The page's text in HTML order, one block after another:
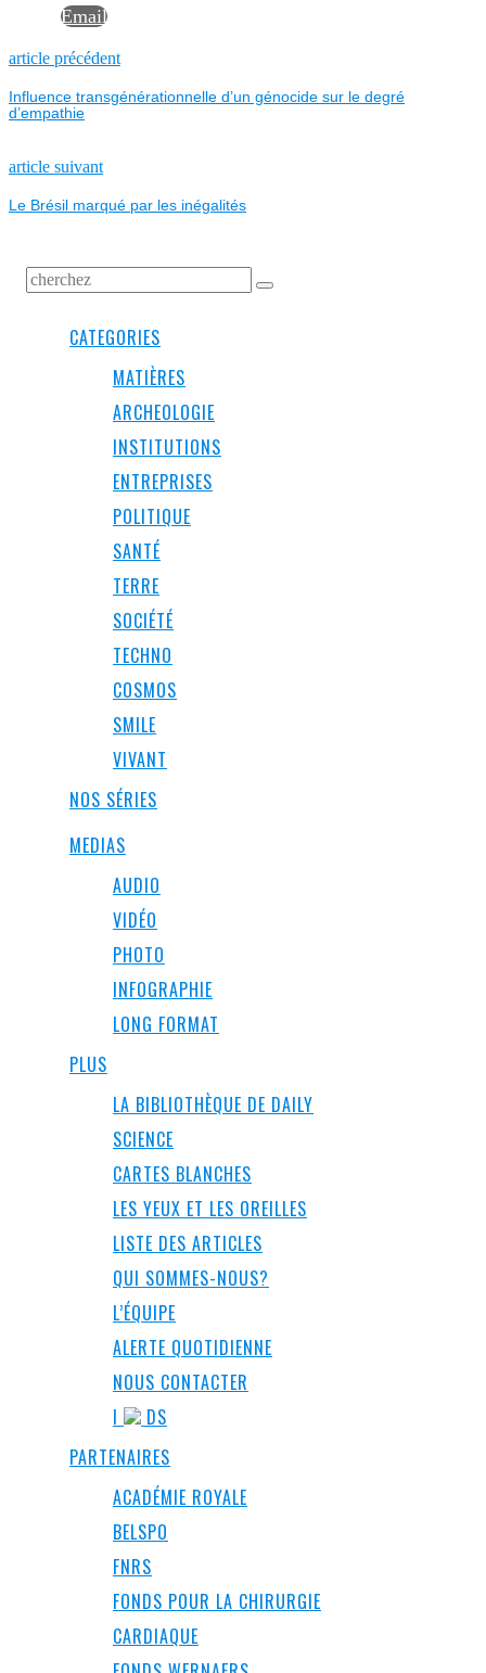
Email
NAVIGATION
DE
L’ARTICLE
article précédentPrevious
Influence transgénérationnelle d’un génocide sur le degré
d’empathie
article suivantNext
Le Brésil marqué par les inégalités
CATEGORIES
MATIÈRES
ARCHEOLOGIE
INSTITUTIONS
ENTREPRISES
POLITIQUE
SANTÉ
TERRE
SOCIÉTÉ
TECHNO
COSMOS
SMILE
VIVANT
NOS SÉRIES
MEDIAS
AUDIO
VIDÉO
PHOTO
INFOGRAPHIE
LONG FORMAT
PLUS
LA BIBLIOTHÈQUE DE DAILY
SCIENCE
CARTES BLANCHES
LES YEUX ET LES OREILLES
LISTE DES ARTICLES
QUI SOMMES-NOUS?
L’ÉQUIPE
ALERTE QUOTIDIENNE
NOUS CONTACTER
I
DS
PARTENAIRES
ACADÉMIE ROYALE
BELSPO
FNRS
FONDS POUR LA CHIRURGIE
CARDIAQUE